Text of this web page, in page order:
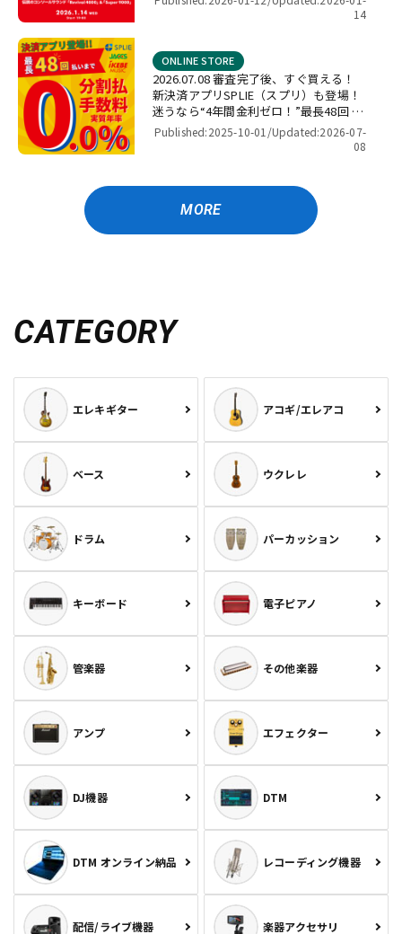
14
2026.07.08 審査完了後、すぐ買える！
新決済アプリSPLIE（スプリ）も登場！
迷うなら“4年間金利ゼロ！”最長48回 無
金利キャンペーン
ONLINE STORE
Published:2025-10-01/Updated:2026-07-
08
MORE
CATEGORY
エレキギター アコギ/エレアコ
ベース ウクレレ
ドラム パーカッション
キーボード 電子ピアノ
管楽器 その他楽器
アンプ エフェクター
DJ機器 DTM
DTM オンライン納品 レコーディング機器
配信/ライブ機器 楽器アクセサリ